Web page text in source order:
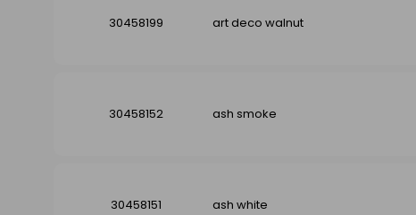
30458199 art deco walnut
30458152 ash smoke
30458151 ash white